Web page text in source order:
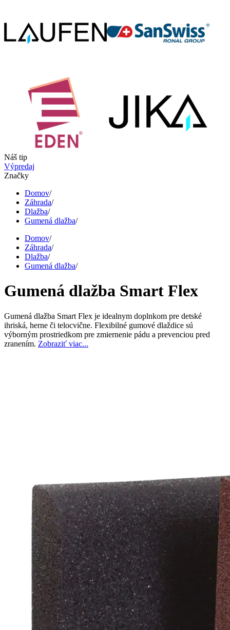
Náš tip
Výpredaj
Značky
Domov/
Záhrada/
Dlažba/
Gumená dlažba/
Domov/
Záhrada/
Dlažba/
Gumená dlažba/
Gumená dlažba Smart Flex
Gumená dlažba Smart Flex je idealnym doplnkom pre detské
ihriská, herne či telocvične. Flexibilné gumové dlaždice sú
výborným prostriedkom pre zmiernenie pádu a prevenciou pred
zranením. Zobraziť viac...